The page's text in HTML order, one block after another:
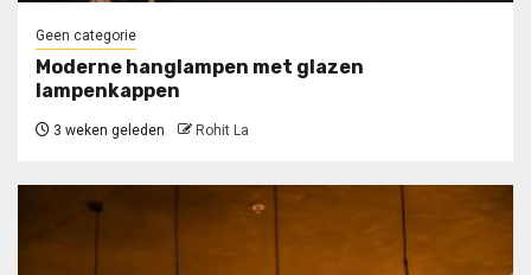
Geen categorie
Moderne hanglampen met glazen
lampenkappen
3 weken geleden Rohit La